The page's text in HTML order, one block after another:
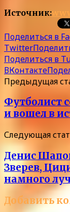
Источник:
Поделиться в
Twitter
Поделиться в
ВКонтакте
Предыдущая
Футболист
и вошел в
Следующая
Денис
Зверев,
намного
Добавить